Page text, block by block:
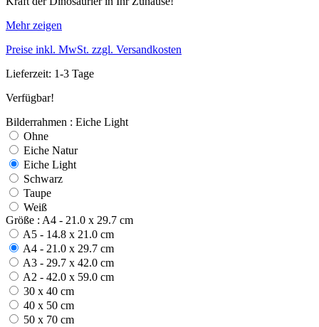
Mehr zeigen
Preise inkl. MwSt. zzgl. Versandkosten
Lieferzeit: 1-3 Tage
Verfügbar!
Bilderrahmen : Eiche Light
Ohne
Eiche Natur
Eiche Light
Schwarz
Taupe
Weiß
Größe : A4 - 21.0 x 29.7 cm
A5 - 14.8 x 21.0 cm
A4 - 21.0 x 29.7 cm
A3 - 29.7 x 42.0 cm
A2 - 42.0 x 59.0 cm
30 x 40 cm
40 x 50 cm
50 x 70 cm